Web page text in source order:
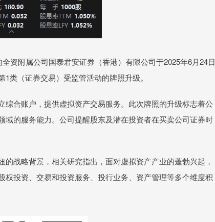
附属公司国泰君安证券（香港）有限公司于2025年6月24日
类（证券交易）受监管活动的牌照升级。
合账户，提供虚拟资产交易服务。此次牌照的升级标志着公
的服务能力。公司提醒股东及潜在投资者在买卖公司证券时
战略背景，相关研究指出，面对虚拟资产产业的蓬勃兴起，
投资、交易和投资服务、投行业务、资产管理等多个维度积